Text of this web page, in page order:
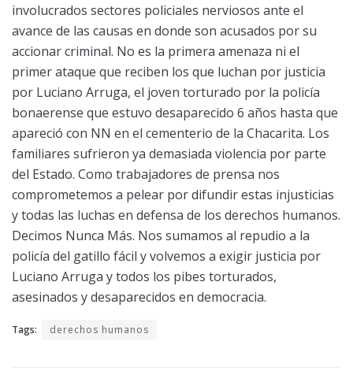
involucrados sectores policiales nerviosos ante el
avance de las causas en donde son acusados por su
accionar criminal. No es la primera amenaza ni el
primer ataque que reciben los que luchan por justicia
por Luciano Arruga, el joven torturado por la policía
bonaerense que estuvo desaparecido 6 años hasta que
apareció con NN en el cementerio de la Chacarita. Los
familiares sufrieron ya demasiada violencia por parte
del Estado. Como trabajadores de prensa nos
comprometemos a pelear por difundir estas injusticias
y todas las luchas en defensa de los derechos humanos.
Decimos Nunca Más. Nos sumamos al repudio a la
policía del gatillo fácil y volvemos a exigir justicia por
Luciano Arruga y todos los pibes torturados,
asesinados y desaparecidos en democracia.
Tags: derechos humanos